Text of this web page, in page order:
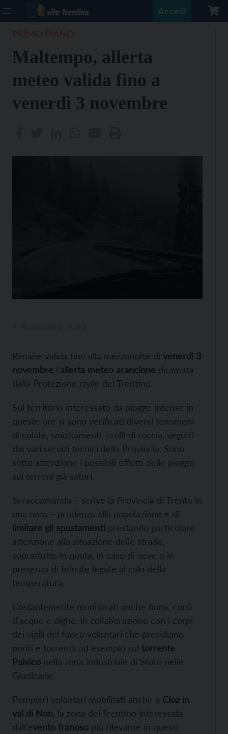
Accedi
Maltempo, allerta
meteo valida fino a
venerdì 3 novembre
Rimane valida fino alla mezzanotte di venerdì 3
novembre l’allerta meteo arancione diramata
dalla Protezione civile del Trentino.
Sul territorio interessato da piogge intense in
queste ore si sono verificati diversi fenomeni
di colate, smottamenti, crolli di roccia, seguiti
dai vari servizi tecnici della Provincia. Sono
sotto attenzione i possibili effetti delle piogge
sui terreni già saturi.
Si raccomanda – scrive la Provincia di Trento in
una nota – prudenza alla popolazione e di
limitare gli spostamenti prestando particolare
attenzione alla situazione delle strade,
soprattutto in quota, in caso di neve o in
presenza di brinate legate al calo della
temperatura.
Costantemente monitorati anche fiumi, corsi
d’acque e dighe, in collaborazione con i corpi
dei vigili del fuoco volontari che presidiano
ponti e torrenti, ad esempio sul torrente
Palvico nella zona industriale di Storo nelle
Giudicarie.
Pompieri volontari mobilitati anche a Cloz in
val di Non , la zona del Trentino interessata
dall’evento franoso più rilevante in questi